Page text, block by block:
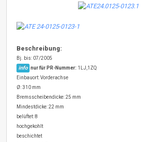
Beschreibung:
Bj. bis: 07/2005
info nur für PR-Nummer: 1LJ,1ZQ
Einbauort: Vorderachse
Ø: 310 mm
Bremsscheibendicke: 25 mm
Mindestdicke: 22 mm
belüftet: 8
hochgekohlt
beschichtet